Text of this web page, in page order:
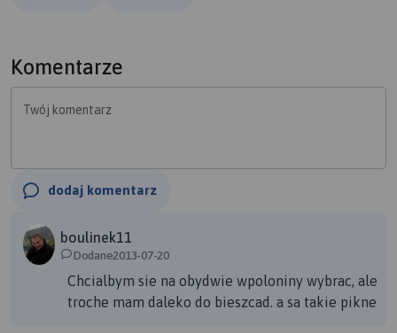
Komentarze
Twój komentarz
dodaj komentarz
boulinek11
Dodane2013-07-20
Chcialbym sie na obydwie wpoloniny wybrac, ale
troche mam daleko do bieszcad. a sa takie pikne